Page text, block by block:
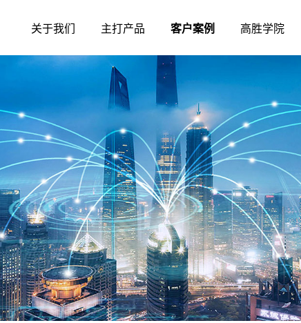
关于我们 主打产品 客户案例 高胜学院